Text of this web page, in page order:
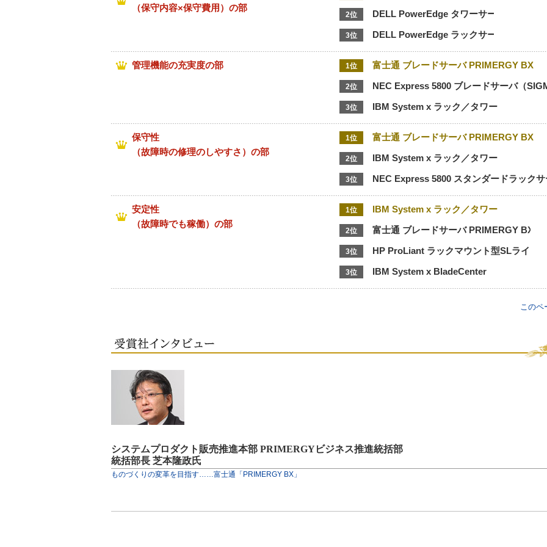
（保守内容×保守費用）の部
2位 DELL PowerEdge タワーサーバ
3位 DELL PowerEdge ラックサーバ
管理機能の充実度の部 1位 富士通 ブレードサーバ PRIMERGY BX
2位 NEC Express 5800 ブレードサーバ（
3位 IBM System x ラック／タワー
保守性
（故障時の修理のしやすさ）の部
1位 富士通 ブレードサーバ PRIMERGY BX
2位 IBM System x ラック／タワー
3位 NEC Express 5800 スタンダードラック
安定性
（故障時でも稼働）の部
1位 IBM System x ラック／タワー
2位 富士通 ブレードサーバ PRIMERGY BX
3位 HP ProLiant ラックマウント型SLライン
3位 IBM System x BladeCenter
この
システムプロダクト販売推進本部 PRIMERGYビジネス推進統括部
統括部長 芝本隆政氏
ものづくりの変革を目指す……富士通「PRIMERGY BX」